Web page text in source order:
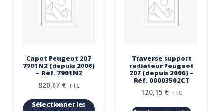
Capot Peugeot 207
7901N2 (depuis 2006)
– Réf. 7901N2
820,67 € TTC
Sélectionner les
Traverse support
radiateur Peugeot
207 (depuis 2006) –
Réf. 00003502CT
120,15 € TTC